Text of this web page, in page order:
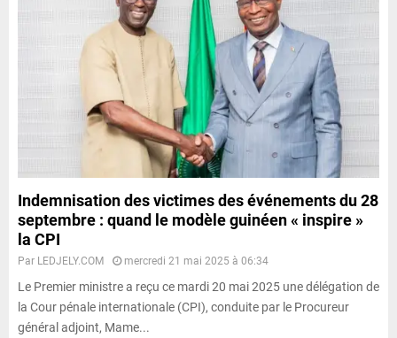
Indemnisation des victimes des événements du 28
septembre : quand le modèle guinéen « inspire »
la CPI
Par LEDJELY.COM mercredi 21 mai 2025 à 06:34
Le Premier ministre a reçu ce mardi 20 mai 2025 une délégation de
la Cour pénale internationale (CPI), conduite par le Procureur
général adjoint, Mame...